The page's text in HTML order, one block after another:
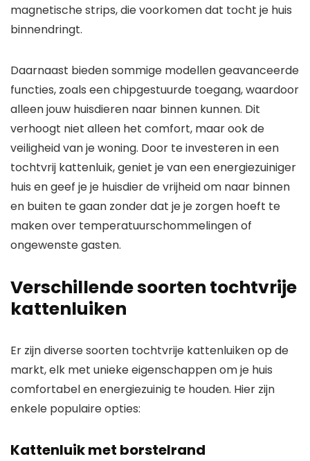
magnetische strips, die voorkomen dat tocht je huis
binnendringt.
Daarnaast bieden sommige modellen geavanceerde
functies, zoals een chipgestuurde toegang, waardoor
alleen jouw huisdieren naar binnen kunnen. Dit
verhoogt niet alleen het comfort, maar ook de
veiligheid van je woning. Door te investeren in een
tochtvrij kattenluik, geniet je van een energiezuiniger
huis en geef je je huisdier de vrijheid om naar binnen
en buiten te gaan zonder dat je je zorgen hoeft te
maken over temperatuurschommelingen of
ongewenste gasten.
Verschillende soorten tochtvrije
kattenluiken
Er zijn diverse soorten tochtvrije kattenluiken op de
markt, elk met unieke eigenschappen om je huis
comfortabel en energiezuinig te houden. Hier zijn
enkele populaire opties:
Kattenluik met borstelrand